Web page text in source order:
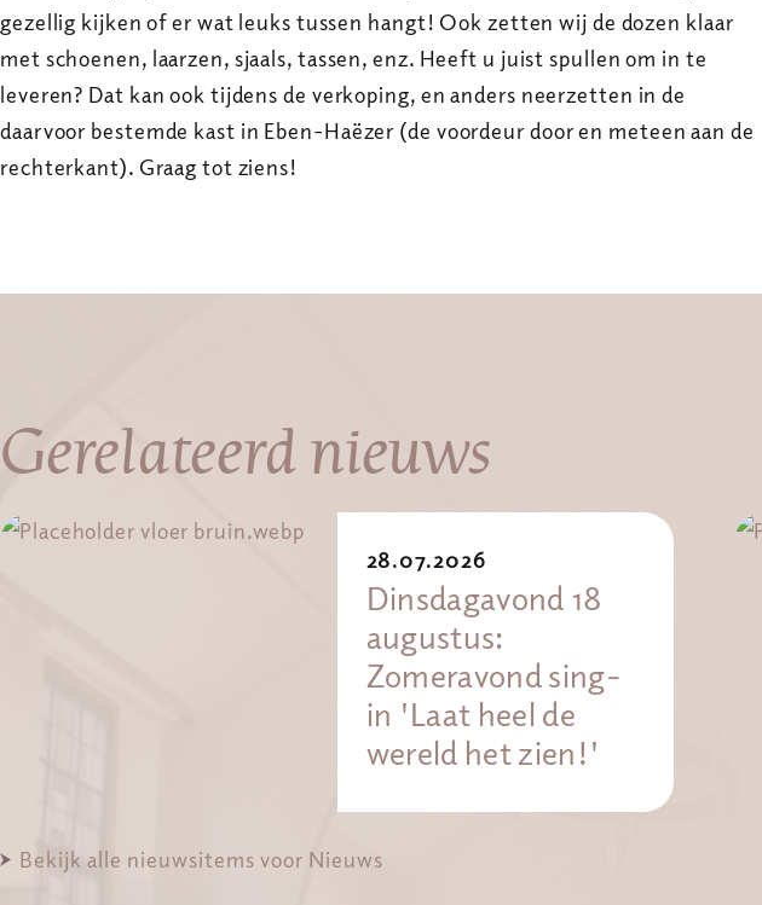
gezellig kijken of er wat leuks tussen hangt! Ook zetten wij de dozen klaar
met schoenen, laarzen, sjaals, tassen, enz. Heeft u juist spullen om in te
leveren? Dat kan ook tijdens de verkoping, en anders neerzetten in de
daarvoor bestemde kast in Eben-Haëzer (de voordeur door en meteen aan de
rechterkant). Graag tot ziens!
Gerelateerd nieuws
28.07.2026
Dinsdagavond 18
augustus:
Zomeravond sing-
in 'Laat heel de
wereld het zien!'
Bekijk alle nieuwsitems voor Nieuws